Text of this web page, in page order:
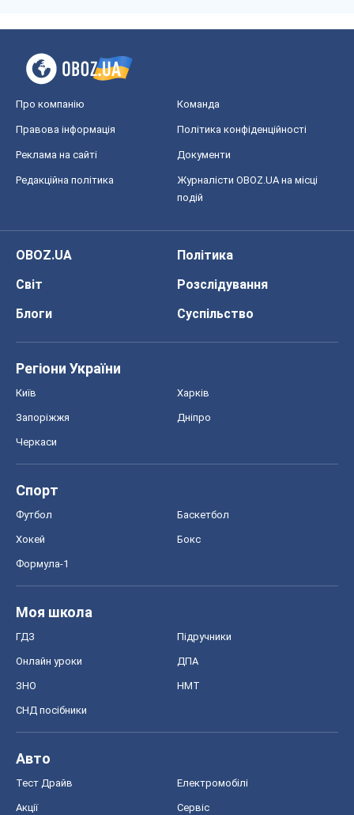
Про компанію Команда
Правова інформація Політика конфіденційності
Реклама на сайті Документи
Редакційна політика
Журналісти OBOZ.UA на місці
подій
OBOZ.UA
Політика
Світ
Розслідування
Блоги
Суспільство
Регіони України
Київ Харків
Запоріжжя Дніпро
Черкаси
Спорт
Футбол Баскетбол
Хокей Бокс
Формула-1
Моя школа
ГДЗ Підручники
Онлайн уроки ДПА
ЗНО НМТ
СНД посібники
Авто
Тест Драйв Електромобілі
Акції Сервіс